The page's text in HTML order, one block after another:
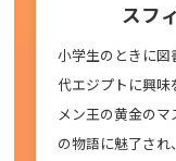
スフ
小学生のときに
代エジプトに興
メン王の黄金の
の物語に魅了さ